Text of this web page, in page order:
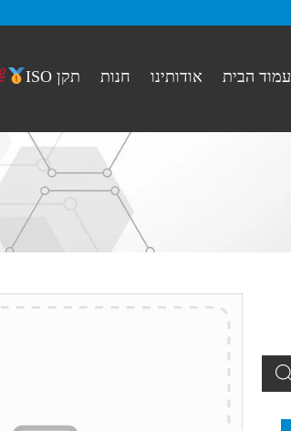
עמוד הבית אודותינו חנות תקן ISO